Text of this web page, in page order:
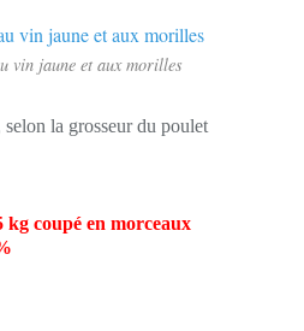
vin jaune et aux morilles
la grosseur du poulet
kg coupé en morceaux